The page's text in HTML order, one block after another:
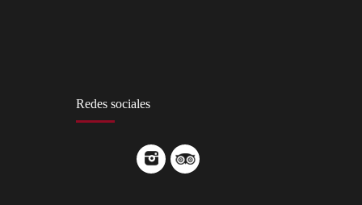
Redes sociales